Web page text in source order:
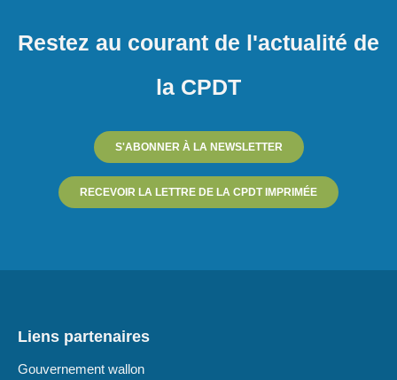
Restez au courant de l'actualité de
la CPDT
S'ABONNER À LA NEWSLETTER
RECEVOIR LA LETTRE DE LA CPDT IMPRIMÉE
Liens partenaires
Gouvernement wallon